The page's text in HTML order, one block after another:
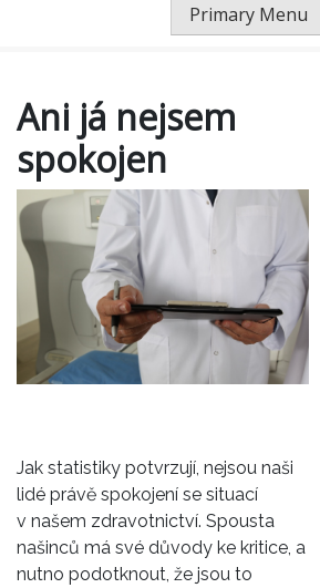
Primary Menu
Ani já nejsem
spokojen
Jak statistiky potvrzují, nejsou naši
lidé právě spokojení se situací
v našem zdravotnictví. Spousta
našinců má své důvody ke kritice, a
nutno podotknout, že jsou to